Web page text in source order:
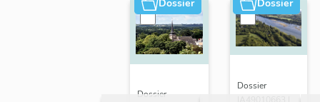
Dossier
Dossier
Dossier
Dossier